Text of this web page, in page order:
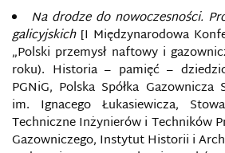
Na drodze do nowoczesności.
galicyjskich [I Międzynarodowa
„Polski przemysł naftowy i
roku). Historia – pamięć –
PGNiG, Polska Spółka Gazownicza
im. Ignacego Łukasiewicza,
Techniczne Inżynierów i Techników
Gazowniczego, Instytut Historii i